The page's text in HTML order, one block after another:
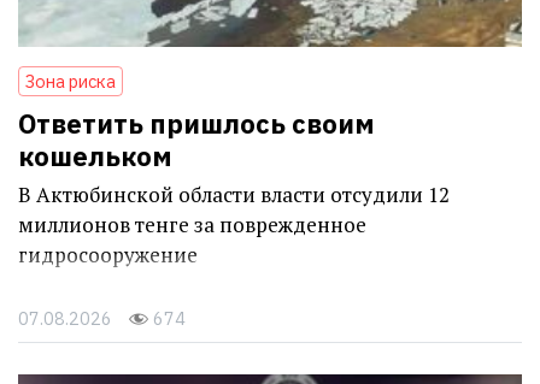
Зона риска
Ответить пришлось своим
кошельком
В Актюбинской области власти отсудили 12
миллионов тенге за поврежденное
гидросооружение
07.08.2026 674